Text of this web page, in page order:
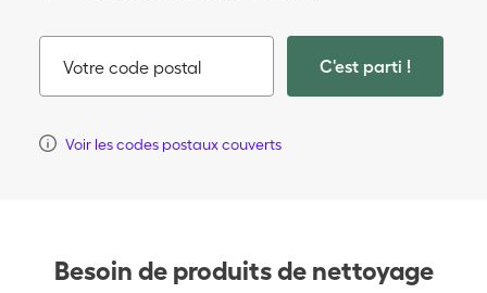
Votre code postal C'est parti !
Voir les codes postaux couverts
Besoin de produits de nettoyage